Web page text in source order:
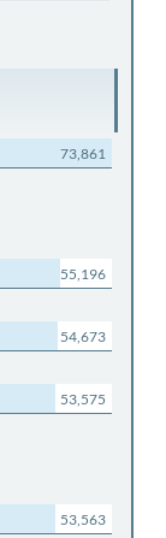
73,861
55,196
54,673
53,575
53,563